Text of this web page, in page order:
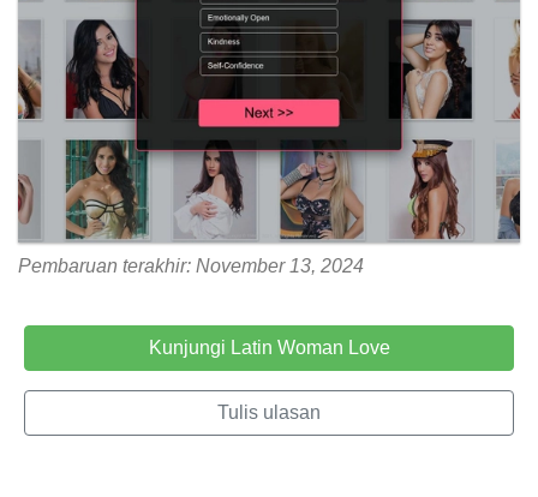
Pembaruan terakhir: November 13, 2024
Kunjungi Latin Woman Love
Tulis ulasan